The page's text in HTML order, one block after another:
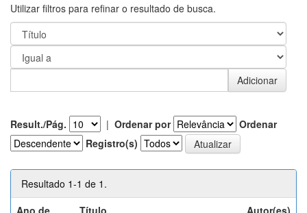
Utilizar filtros para refinar o resultado de busca.
Result./Pág. | Ordenar por
Ordenar
Registro(s)
Resultado 1-1 de 1.
Ano de
Título Autor(es)